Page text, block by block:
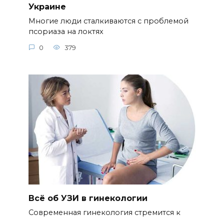
Украине
Многие люди сталкиваются с проблемой
псориаза на локтях
0 379
Всё об УЗИ в гинекологии
Современная гинекология стремится к